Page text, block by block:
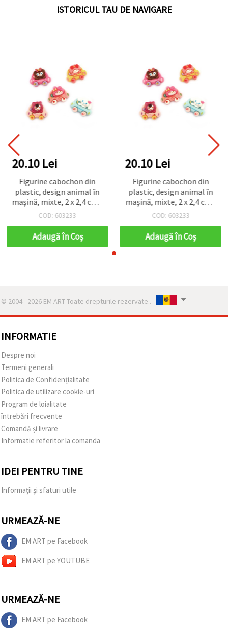
ISTORICUL TAU DE NAVIGARE
20.10 Lei
Figurine cabochon din
plastic, design animal în
mașină, mixte, 2 x 2,4 cm -
5 bucăți
COD: 603233
Adaugă în Coş
20.10 Lei
Figurine cabochon din
plastic, design animal în
mașină, mixte, 2 x 2,4 cm -
5 bucăți
COD: 603233
Adaugă în Coş
© 2004 - 2026 EM ART Toate drepturile rezervate..
INFORMATIE
Despre noi
Termeni generali
Politica de Confidențialitate
Politica de utilizare cookie-uri
Program de loialitate
întrebări frecvente
Comandă și livrare
Informatie referitor la comanda
IDEI PENTRU TINE
Informații și sfaturi utile
URMEAZĂ-NE
EM ART pe Facebook
EM ART pe YOUTUBE
URMEAZĂ-NE
EM ART pe Facebook